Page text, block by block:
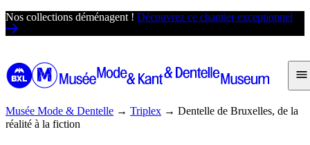
Passer
au
Nos collections déménagent ! Découvrez ce chantier exceptionnel
Musée Mode & Dentelle → Triplex → Dentelle de Bruxelles, de la
réalité à la fiction